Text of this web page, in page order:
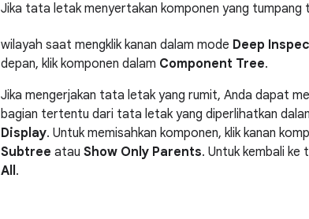
Jika tata letak menyertakan komponen yang
wilayah saat mengklik kanan dalam mode Deep
depan, klik komponen dalam Component Tree.
Jika mengerjakan tata letak yang rumit, Anda dapat
bagian tertentu dari tata letak yang diperlihatkan
Display. Untuk memisahkan komponen, klik kanan
Subtree atau Show Only Parents. Untuk kembali ke
All.